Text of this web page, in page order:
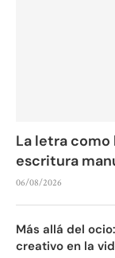
La letra
escritura
06/08/2026
Más allá del
creativo en la